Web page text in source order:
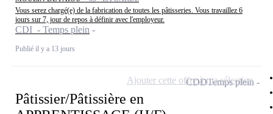
Vous serez chargé(e) de la fabrication de toutes les pâtisseries. Vous travaillez 6
jours sur 7, jour de repos à définir avec l'employeur.
CDI - Temps plein
Publié il y a 13 jours
Pâtissier/Pâtissière en
CDDTemps plein
Ajouter cette offre à ma sélection